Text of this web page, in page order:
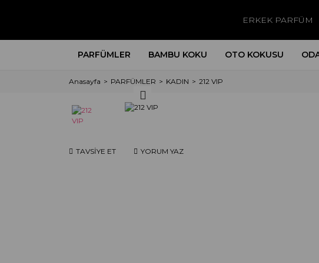
ERKEK PARFÜM
PARFÜMLER BAMBU KOKU OTO KOKUSU
Anasayfa PARFÜMLER KADIN 212 VIP
TAVSİYE ET YORUM YAZ